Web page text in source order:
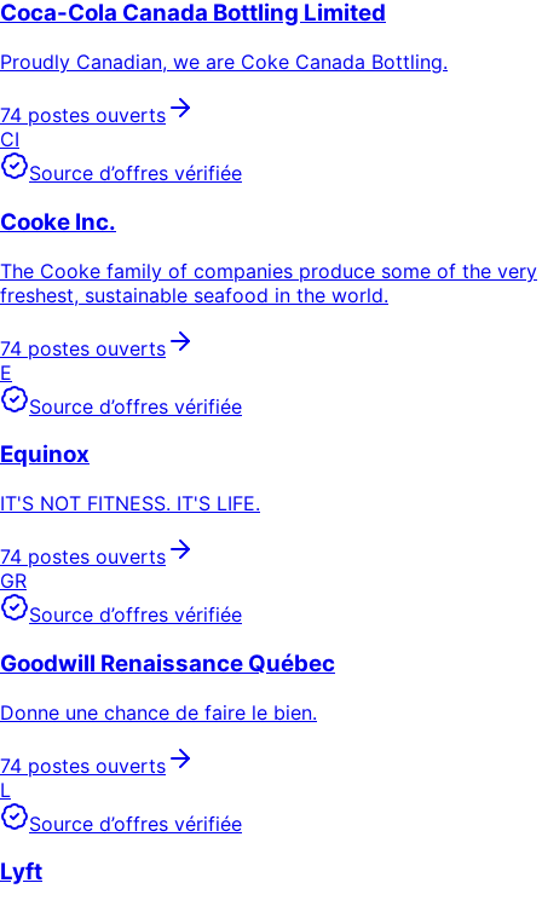
Coca-Cola Canada Bottling Limited
Proudly Canadian, we are Coke Canada Bottling.
74 postes ouverts
CI
Source d’offres vérifiée
Cooke Inc.
The Cooke family of companies produce some of the very
freshest, sustainable seafood in the world.
74 postes ouverts
E
Source d’offres vérifiée
Equinox
IT'S NOT FITNESS. IT'S LIFE.
74 postes ouverts
GR
Source d’offres vérifiée
Goodwill Renaissance Québec
Donne une chance de faire le bien.
74 postes ouverts
L
Source d’offres vérifiée
Lyft